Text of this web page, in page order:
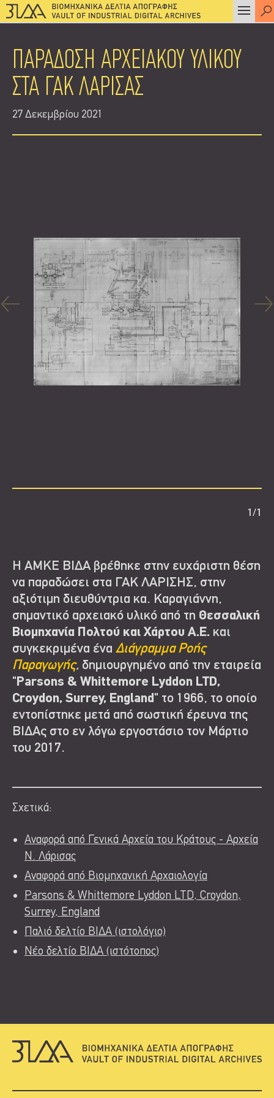
ΠΑΡΑΔΟΣΗ ΑΡΧΕΙΑΚΟΥ ΥΛΙΚΟΥ
ΣΤΑ ΓΑΚ ΛΑΡΙΣΑΣ
27 Δεκεμβρίου 2021
1/1
Η ΑΜΚΕ ΒΙΔΑ βρέθηκε στην ευχάριστη θέση
να παραδώσει στα ΓΑΚ ΛΑΡΙΣΗΣ, στην
αξιότιμη διευθύντρια κα. Καραγιάννη,
σημαντικό αρχειακό υλικό από τη Θεσσαλική
Βιομηχανία Πολτού και Χάρτου Α.Ε. και
συγκεκριμένα ένα Διάγραμμα Ροής
Παραγωγής, δημιουργημένο από την εταιρεία
"Parsons & Whittemore Lyddon LTD,
Croydon, Surrey, England" το 1966, το οποίο
εντοπίστηκε μετά από σωστική έρευνα της
ΒΙΔΑς στο εν λόγω εργοστάσιο τον Μάρτιο
του 2017.
Σχετικά:
Αναφορά από Γενικά Αρχεία του Κράτους - Αρχεία
Ν. Λάρισας
Αναφορά από Βιομηχανική Αρχαιολογία
Parsons & Whittemore Lyddon LTD, Croydon,
Surrey, England
Παλιό δελτίο ΒΙΔΑ (ιστολόγιο)
Νέο δελτίο ΒΙΔΑ (ιστότοπος)